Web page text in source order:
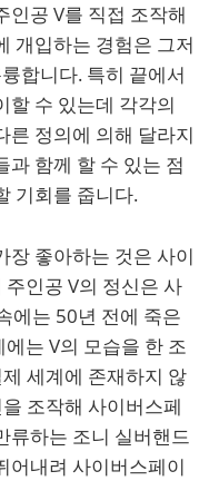
인공 V를 직접 조작해
개입하는 경험은 그저
합니다. 특히 끝에서
할 수 있는데 각각의
른 정의에 의해 달라지
과 함께 할 수 있는 점
기회를 줍니다.
장 좋아하는 것은 사이
인공 V의 정신은 사
에는 50년 전에 죽은
는 V의 모습을 한 조
세계에 존재하지 않
조작해 사이버스페
류하는 조니 실버핸드
어내려 사이버스페이